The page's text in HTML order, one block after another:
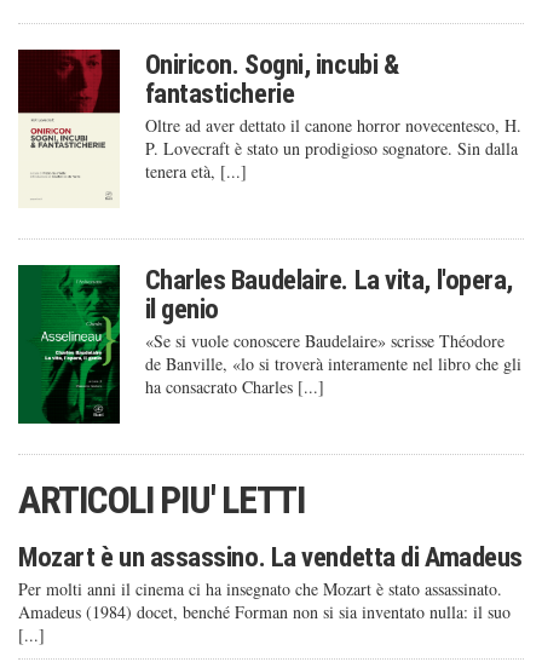
Oniricon. Sogni, incubi &
fantasticherie
Oltre ad aver dettato il canone horror novecentesco, H.
P. Lovecraft è stato un prodigioso sognatore. Sin dalla
tenera età, [...]
Charles Baudelaire. La vita, l'opera,
il genio
«Se si vuole conoscere Baudelaire» scrisse Théodore
de Banville, «lo si troverà interamente nel libro che gli
ha consacrato Charles [...]
ARTICOLI PIU' LETTI
Mozart è un assassino. La vendetta di Amadeus
Per molti anni il cinema ci ha insegnato che Mozart è stato assassinato.
Amadeus (1984) docet, benché Forman non si sia inventato nulla: il suo
[...]